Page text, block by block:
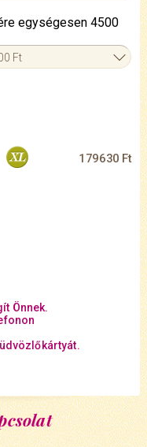
179630 Ft
egységesen 4500
Ft
Önnek.